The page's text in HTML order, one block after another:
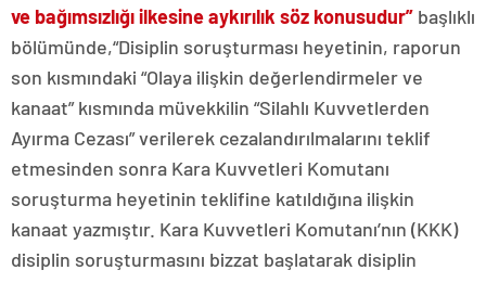
ve bağımsızlığı ilkesine aykırılık söz konusudur” başlıklı
bölümünde,“Disiplin soruşturması heyetinin, raporun
son kısmındaki “Olaya ilişkin değerlendirmeler ve
kanaat” kısmında müvekkilin “Silahlı Kuvvetlerden
Ayırma Cezası” verilerek cezalandırılmalarını teklif
etmesinden sonra Kara Kuvvetleri Komutanı
soruşturma heyetinin teklifine katıldığına ilişkin
kanaat yazmıştır. Kara Kuvvetleri Komutanı’nın (KKK)
disiplin soruşturmasını bizzat başlatarak disiplin